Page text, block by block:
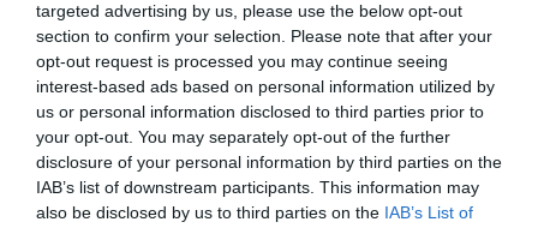
targeted advertising by us, please use the below opt-out
section to confirm your selection. Please note that after your
opt-out request is processed you may continue seeing
interest-based ads based on personal information utilized by
us or personal information disclosed to third parties prior to
your opt-out. You may separately opt-out of the further
disclosure of your personal information by third parties on the
IAB’s list of downstream participants. This information may
also be disclosed by us to third parties on the IAB’s List of
A hazai lottótörténet során már több olyan eset is akadt, amikor a
nyertes nem jelentkezett nyereményéért. 2017-ben például közel
másfél milliárd került vissza a játékosokhoz az ötös lottón, a hatos
lottón 214 millió forint a legmagasabb fel nem vett nyeremény
összege, a Joker játékban pedig 245 millió forint várta hiába a
gazdáját.
Eddig összesen hétszer fordult elő, hogy százmillió forintot
meghaladó jackpotért nem jelentkeztek a nyertesek. Az